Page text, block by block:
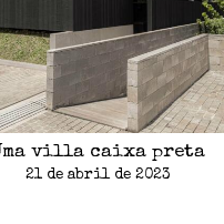
villa caixa preta
21 de abril de 2023